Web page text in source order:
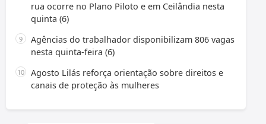
rua ocorre no Plano Piloto e em Ceilândia nesta
quinta (6)
Agências do trabalhador disponibilizam 806 vagas
nesta quinta-feira (6)
Agosto Lilás reforça orientação sobre direitos e
canais de proteção às mulheres